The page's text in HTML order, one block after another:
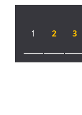
1 2 3